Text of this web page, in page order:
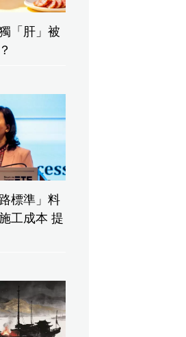
「肝」被
標準」料
工成本 提